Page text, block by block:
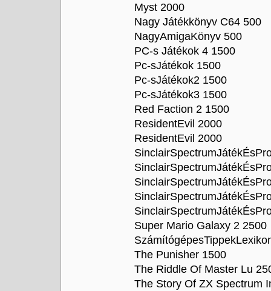
Myst 2000
Nagy Játékkönyv C64 500
NagyAmigaKönyv 500
PC-s Játékok 4 1500
Pc-sJátékok 1500
Pc-sJátékok2 1500
Pc-sJátékok3 1500
Red Faction 2 1500
ResidentEvil 2000
ResidentEvil 2000
Super Mario Galaxy 2 2500
The Punisher 1500
The Riddle Of Master Lu
The Story Of ZX Spectrum